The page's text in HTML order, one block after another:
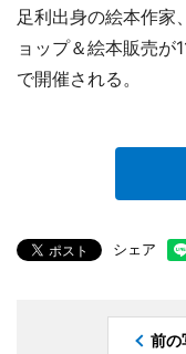
足利出身の絵本作家
ョップ＆絵本販売が
で開催される。
シェア
前の